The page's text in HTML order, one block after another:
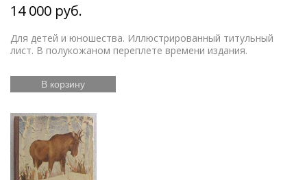
14 000 руб.
Для детей и юношества. Иллюстрированный титульный
лист. В полукожаном переплете времени издания.
В корзину